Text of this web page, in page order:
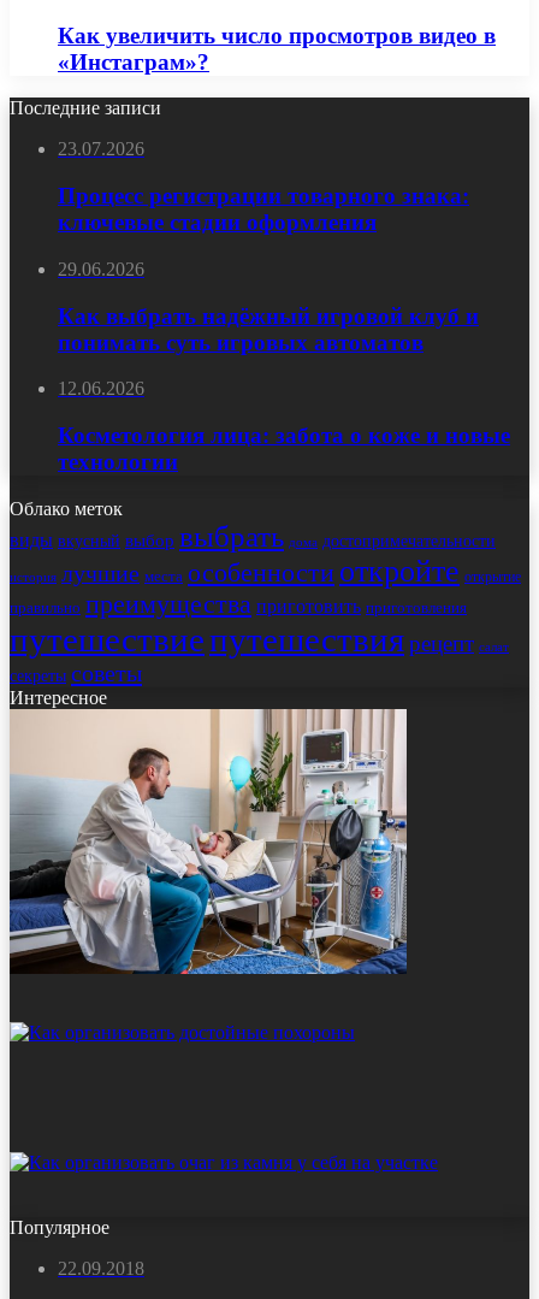
Как увеличить число просмотров видео в
«Инстаграм»?
Последние записи
23.07.2026
Процесс регистрации товарного знака:
ключевые стадии оформления
29.06.2026
Как выбрать надёжный игровой клуб и
понимать суть игровых автоматов
12.06.2026
Косметология лица: забота о коже и новые
технологии
Облако меток
виды вкусный выбор выбрать дома достопримечательности
история лучшие места особенности откройте открытие
правильно преимущества приготовить приготовления
путешествиепутешествиярецепт салат
секреты советы
Интересное
Популярное
22.09.2018